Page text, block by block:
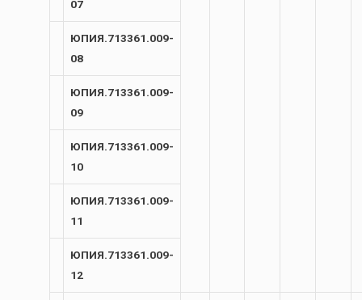
07
ЮПИЯ.713361.009-
08
ЮПИЯ.713361.009-
09
ЮПИЯ.713361.009-
10
ЮПИЯ.713361.009-
11
ЮПИЯ.713361.009-
12